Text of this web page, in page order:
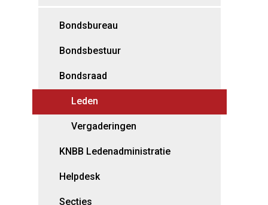
Bondsbureau
Bondsbestuur
Bondsraad
Leden
Vergaderingen
KNBB Ledenadministratie
Helpdesk
Secties